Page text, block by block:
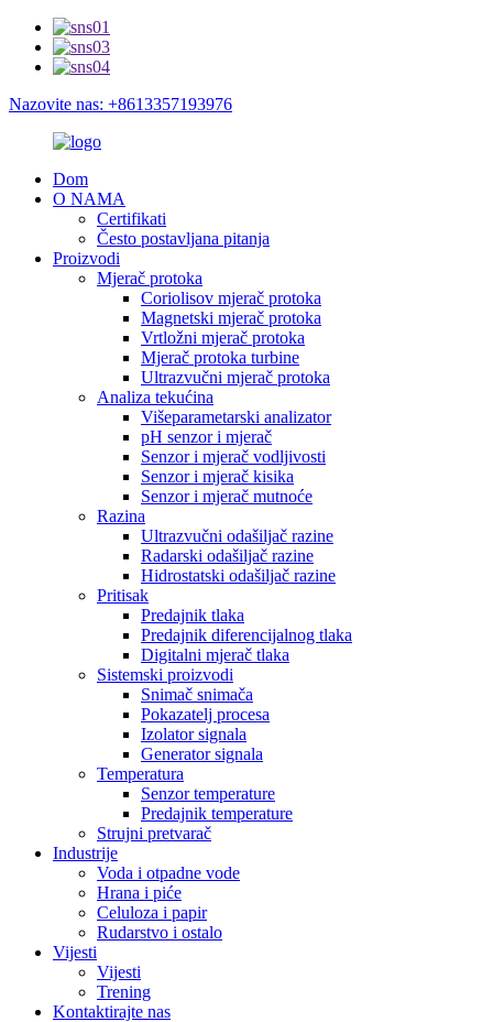
Nazovite nas: +8613357193976
Dom
O NAMA
Certifikati
Često postavljana pitanja
Proizvodi
Mjerač protoka
Coriolisov mjerač protoka
Magnetski mjerač protoka
Vrtložni mjerač protoka
Mjerač protoka turbine
Ultrazvučni mjerač protoka
Analiza tekućina
Višeparametarski analizator
pH senzor i mjerač
Senzor i mjerač vodljivosti
Senzor i mjerač kisika
Senzor i mjerač mutnoće
Razina
Ultrazvučni odašiljač razine
Radarski odašiljač razine
Hidrostatski odašiljač razine
Pritisak
Predajnik tlaka
Predajnik diferencijalnog tlaka
Digitalni mjerač tlaka
Sistemski proizvodi
Snimač snimača
Pokazatelj procesa
Izolator signala
Generator signala
Temperatura
Senzor temperature
Predajnik temperature
Strujni pretvarač
Industrije
Voda i otpadne vode
Hrana i piće
Celuloza i papir
Rudarstvo i ostalo
Vijesti
Vijesti
Trening
Kontaktirajte nas